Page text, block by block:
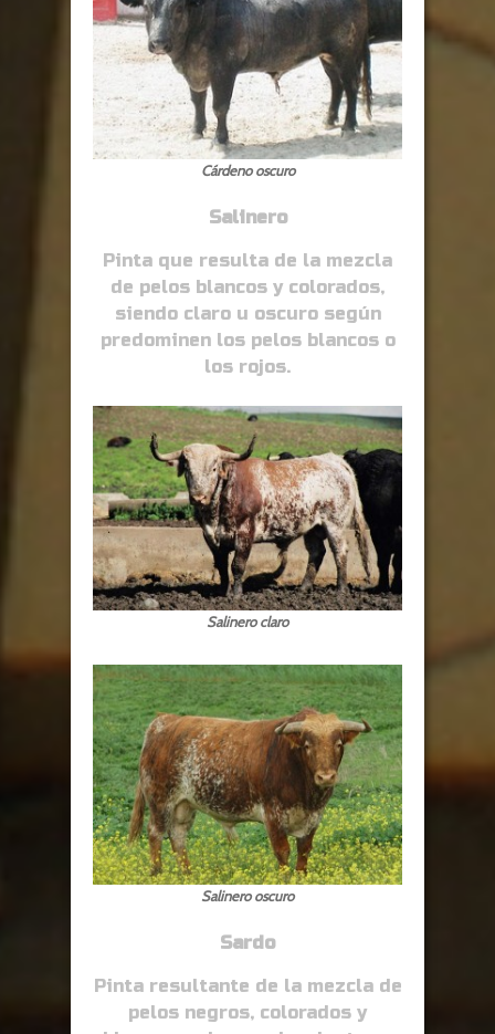
Cárdeno oscuro
Salinero
Pinta que resulta de la mezcla
de pelos blancos y colorados,
siendo claro u oscuro según
predominen los pelos blancos o
los rojos.
Salinero claro
Salinero oscuro
Sardo
Pinta resultante de la mezcla de
pelos negros, colorados y